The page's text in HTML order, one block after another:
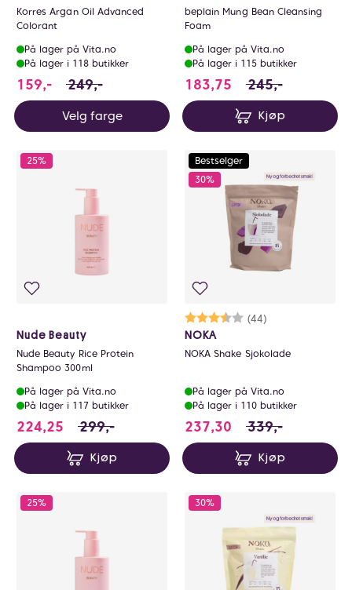
Korres Argan Oil Advanced
Colorant
På lager på Vita.no
På lager i 118 butikker
159,- 159 i stedet for 249 NOK, du sparer 90 NOK
249,-
Velg farge
beplain Mung Bean Cleansing
Foam
På lager på Vita.no
På lager i 115 butikker
183,75 183.75 i stedet
245,-
Kjøp
25%
Nude Beauty
Nude Beauty Rice Protein
Shampoo 300ml
På lager på Vita.no
På lager i 117 butikker
224,25 224.25 i stedet for 299 NOK, du sparer 74.75
299,-
Kjøp
Bestselger
30%
Karakter:
(44)
3.9 av 5 mulige
NOKA
NOKA Shake Sjokolade
På lager på Vita.no
På lager i 110 butikker
237,30 237.3 i stedet for
339,-
Kjøp
25% 30%